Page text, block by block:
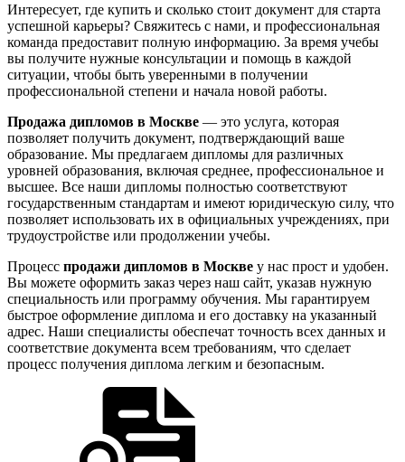
Интересует, где купить и сколько стоит документ для старта
успешной карьеры? Свяжитесь с нами, и профессиональная
команда предоставит полную информацию. За время учебы
вы получите нужные консультации и помощь в каждой
ситуации, чтобы быть уверенными в получении
профессиональной степени и начала новой работы.
Продажа дипломов в Москве — это услуга, которая
позволяет получить документ, подтверждающий ваше
образование. Мы предлагаем дипломы для различных
уровней образования, включая среднее, профессиональное и
высшее. Все наши дипломы полностью соответствуют
государственным стандартам и имеют юридическую силу, что
позволяет использовать их в официальных учреждениях, при
трудоустройстве или продолжении учебы.
Процесс продажи дипломов в Москве у нас прост и удобен.
Вы можете оформить заказ через наш сайт, указав нужную
специальность или программу обучения. Мы гарантируем
быстрое оформление диплома и его доставку на указанный
адрес. Наши специалисты обеспечат точность всех данных и
соответствие документа всем требованиям, что сделает
процесс получения диплома легким и безопасным.